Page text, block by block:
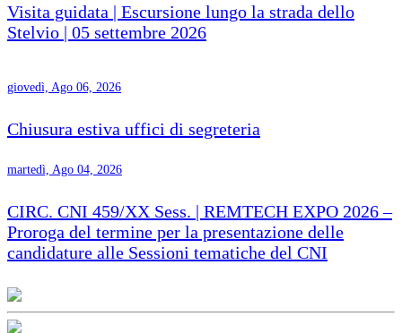
Visita guidata | Escursione lungo la strada dello
Stelvio | 05 settembre 2026
giovedì, Ago 06, 2026
Chiusura estiva uffici di segreteria
martedì, Ago 04, 2026
CIRC. CNI 459/XX Sess. | REMTECH EXPO 2026 –
Proroga del termine per la presentazione delle
candidature alle Sessioni tematiche del CNI